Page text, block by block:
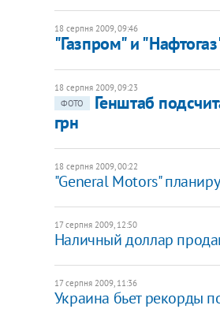
18 серпня 2009, 09:46
"Газпром" и
18 серпня 2009, 09:23
ФОТО
Генштаб
грн
18 серпня 2009, 00:22
"General Motors"
17 серпня 2009, 12:50
Наличный доллар
17 серпня 2009, 11:36
Украина бьет рекорды